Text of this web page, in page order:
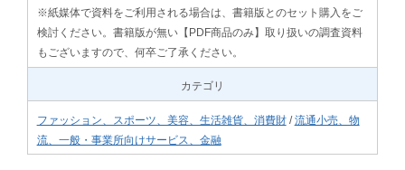
※紙媒体で資料をご利用される場合は、書籍版とのセット購入をご
検討ください。書籍版が無い【PDF商品のみ】取り扱いの調査資料
もございますので、何卒ご了承ください。
カテゴリ
ファッション、スポーツ、美容、生活雑貨、消費財/流通小売、物
流、一般・事業所向けサービス、金融